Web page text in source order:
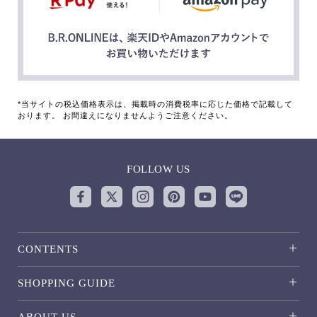
*当サイトの税込価格表示は、掲載時の消費税率に応じた価格で記載して
おります。 お間違えになりませんようご注意ください。
FOLLOW US
CONTENTS
SHOPPING GUIDE